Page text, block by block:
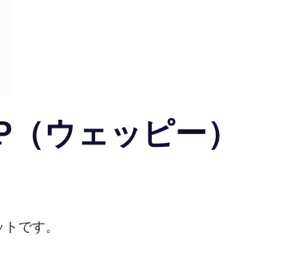
ウェッピー）
です。